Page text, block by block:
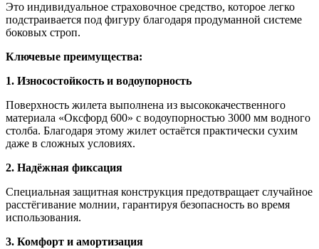
Это индивидуальное страховочное средство, которое легко
подстраивается под фигуру благодаря продуманной системе
боковых строп.
Ключевые преимущества:
1. Износостойкость и водоупорность
Поверхность жилета выполнена из высококачественного
материала «Оксфорд 600» с водоупорностью 3000 мм водного
столба. Благодаря этому жилет остаётся практически сухим
даже в сложных условиях.
2. Надёжная фиксация
Специальная защитная конструкция предотвращает случайное
расстёгивание молнии, гарантируя безопасность во время
использования.
3. Комфорт и амортизация